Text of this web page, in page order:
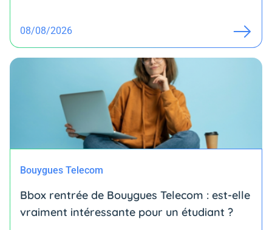
08/08/2026
Bouygues Telecom
Bbox rentrée de Bouygues Telecom : est-elle
vraiment intéressante pour un étudiant ?